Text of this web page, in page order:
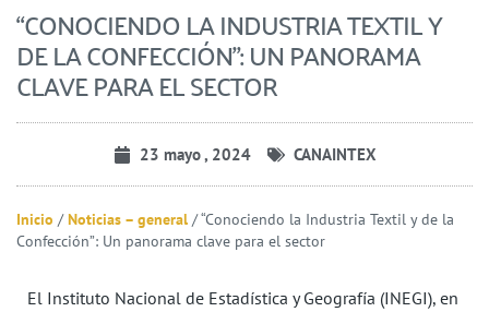
“CONOCIENDO LA INDUSTRIA TEXTIL Y
DE LA CONFECCIÓN”: UN PANORAMA
CLAVE PARA EL SECTOR
23 mayo , 2024 CANAINTEX
Inicio /Noticias – general /“Conociendo la Industria Textil y de la
Confección”: Un panorama clave para el sector
El Instituto Nacional de Estadística y Geografía (INEGI), en